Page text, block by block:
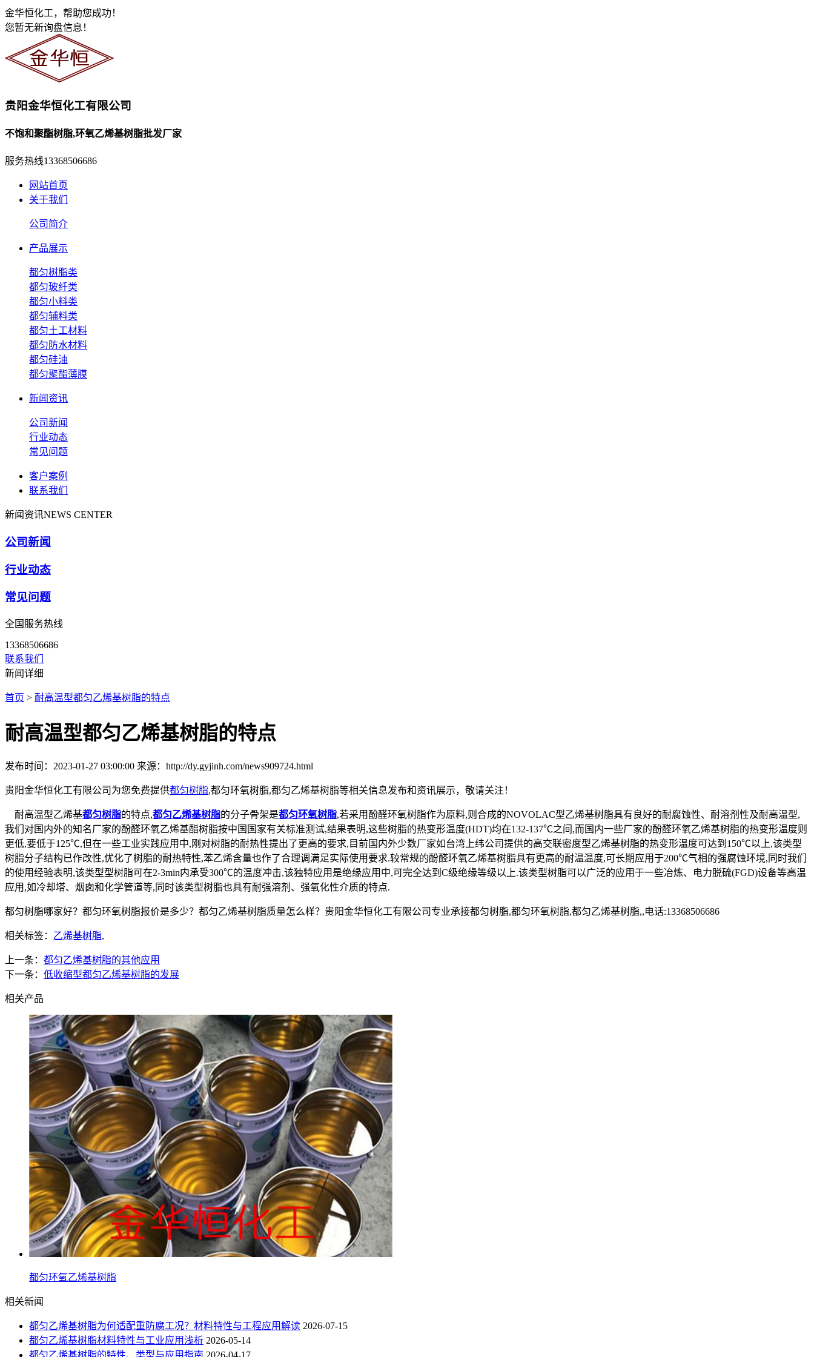
金华恒化工，帮助您成功！
您暂无新询盘信息！
贵阳金华恒化工有限公司
不饱和聚酯树脂,环氧乙烯基树脂批发厂家
服务热线13368506686
网站首页
关于我们
公司简介
产品展示
都匀树脂类
都匀玻纤类
都匀小料类
都匀辅料类
都匀土工材料
都匀防水材料
都匀硅油
都匀聚酯薄膜
新闻资讯
公司新闻
行业动态
常见问题
客户案例
联系我们
新闻资讯NEWS CENTER
公司新闻
行业动态
常见问题
全国服务热线
13368506686
联系我们
新闻详细
首页 > 耐高温型都匀乙烯基树脂的特点
耐高温型都匀乙烯基树脂的特点
发布时间：2023-01-27 03:00:00 来源：http://dy.gyjinh.com/news909724.html
贵阳金华恒化工有限公司为您免费提供都匀树脂,都匀环氧树脂,都匀乙烯基树脂等相关信息发布和资讯展示，敬请关注！
耐高温型乙烯基都匀树脂的特点,都匀乙烯基树脂的分子骨架是都匀环氧树脂,若采用酚醛环氧树脂作为原料,则合成的NOVOLAC型乙烯基树脂具有良好的耐腐蚀性、耐溶剂性及耐高温型,
我们对国内外的知名厂家的酚醛环氧乙烯基酯树脂按中国国家有关标准测试,结果表明,这些树脂的热变形温度(HDT)均在132-137℃之间,而国内一些厂家的酚醛环氧乙烯基树脂的热变形温度则
更低,要低于125℃,但在一些工业实践应用中,刚对树脂的耐热性提出了更高的要求,目前国内外少数厂家如台湾上纬公司提供的高交联密度型乙烯基树脂的热变形温度可达到150℃以上,该类型
树脂分子结构已作改性,优化了树脂的耐热特性,苯乙烯含量也作了合理调满足实际使用要求.较常规的酚醛环氧乙烯基树脂具有更高的耐温温度,可长期应用于200℃气相的强腐蚀环境,同时我们
的使用经验表明,该类型型树脂可在2-3min内承受300℃的温度冲击,该独特应用是绝缘应用中,可完全达到C级绝缘等级以上.该类型树脂可以广泛的应用于一些冶炼、电力脱硫(FGD)设备等高温
应用,如冷却塔、烟囱和化学管道等,同时该类型树脂也具有耐强溶剂、强氧化性介质的特点.
都匀树脂哪家好？都匀环氧树脂报价是多少？都匀乙烯基树脂质量怎么样？贵阳金华恒化工有限公司专业承接都匀树脂,都匀环氧树脂,都匀乙烯基树脂,,电话:13368506686
相关标签： 乙烯基树脂,
上一条： 都匀乙烯基树脂的其他应用
下一条： 低收缩型都匀乙烯基树脂的发展
相关产品
都匀环氧乙烯基树脂
相关新闻
都匀乙烯基树脂为何适配重防腐工况？材料特性与工程应用解读 2026-07-15
都匀乙烯基树脂材料特性与工业应用浅析 2026-05-14
都匀乙烯基树脂的特性、类型与应用指南 2026-04-17